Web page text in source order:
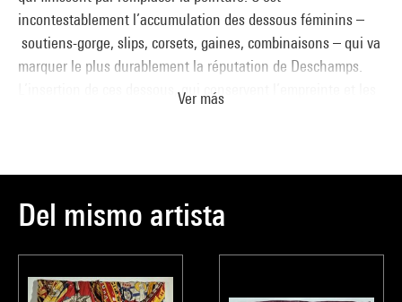
incontestablement l’accumulation des dessous féminins –
soutiens-gorge, slips, corsets, gaines, combinaisons – qui va
marquer le plus durablement la réputation de Deschamps.
L’insertion de ces dessous, qui conservent l’empreinte et les
souci de mettre en valeur des belles matières, autant que des
couleurs délicates, qu’il agence ses œuvres dans un véritable
travail de composition plastique. En opposant couleurs vives
et pastel, brillances et matités, rectitude et sinuosité des
Ver más
Del mismo artista